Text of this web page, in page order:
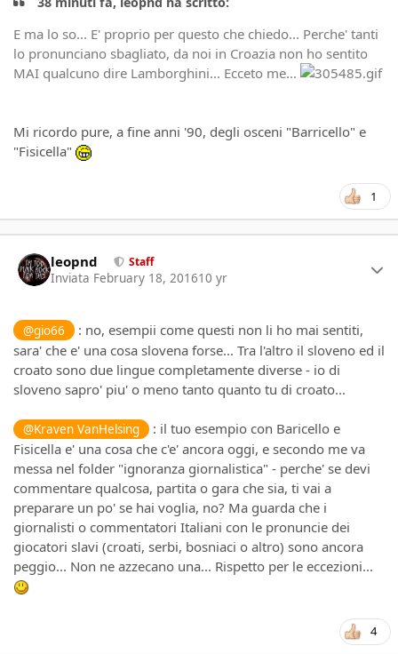
E ma lo so... E' proprio per questo che chiedo... Perche' tanti
lo pronunciano sbagliato, da noi in Croazia non ho sentito
MAI qualcuno dire Lamborghini... Ecceto me...
Mi ricordo pure, a fine anni '90, degli osceni "Barricello" e
"Fisicella"
1
leopnd Staff
Inviata February 18, 201610 yr
@gio66
: no, esempii come questi non li ho mai sentiti,
sara' che e' una cosa slovena forse... Tra l'altro il sloveno ed il
croato sono due lingue completamente diverse - io di
sloveno sapro' piu' o meno tanto quanto tu di croato...
@Kraven VanHelsing : il tuo esempio con Baricello e
Fisicella e' una cosa che c'e' ancora oggi, e secondo me va
messa nel folder "ignoranza giornalistica" - perche' se devi
commentare qualcosa, partita o gara che sia, ti vai a
preparare un po' se hai voglia, no? Ma guarda che i
giornalisti o commentatori Italiani con le pronuncie dei
giocatori slavi (croati, serbi, bosniaci o altro) sono ancora
peggio... Non ne azzecano una... Rispetto per le eccezioni...
4